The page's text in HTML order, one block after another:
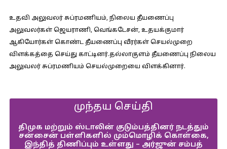
உதவி அலுவலர் சுப்ரமணியம், நிலைய தீயணைப்பு
அலுவலர்கள் ஜெயராணி, வெங்கடேசன், உதயக்குமார்
ஆகியோர்கள் கொண்ட தீயணைப்பு வீரர்கள் செயல்முறை
விளக்கத்தை செய்து காட்டினர்.தல்லாகுளம் தீயணைப்பு நிலைய
அலுவலர் சுப்ரமணியம் செயல்முறையை விளக்கினார்.
முந்தய செய்தி
திமுக மற்றும் ஸ்டாலின் குடும்பத்தினர் நடத்தும்
சன்சைன் பள்ளிகளில் மும்மொழிக் கொள்கை,
இந்தித் திணிப்பும் உள்ளது – அர்ஜுன் சம்பத்